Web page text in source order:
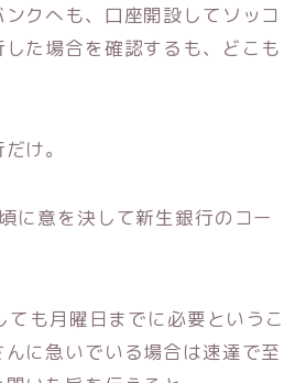
クへも、 口座開設してソッコ
た場合を確認するも、 どこも
け。
に意を決して新生銀行のコー
ても月曜日までに必要というこ
に急いでいる場合は速達で至